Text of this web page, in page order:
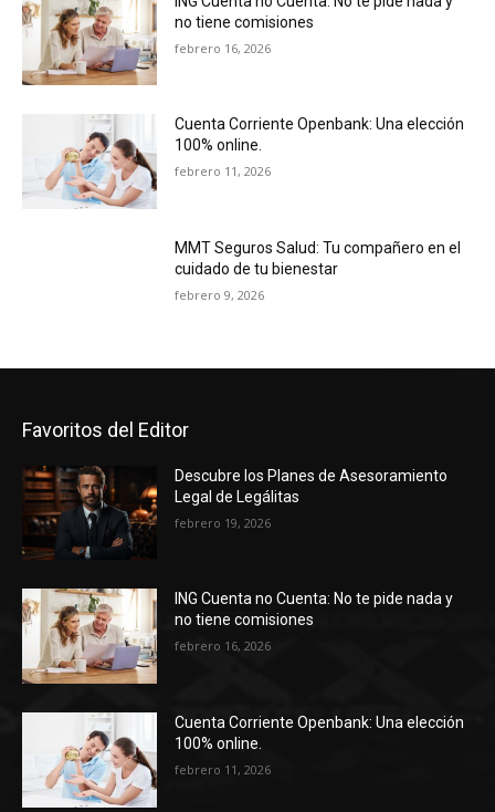
no tiene comisiones
febrero 16, 2026
Cuenta Corriente Openbank: Una elección
100% online.
febrero 11, 2026
MMT Seguros Salud: Tu compañero en el
cuidado de tu bienestar
febrero 9, 2026
Favoritos del Editor
Descubre los Planes de Asesoramiento
Legal de Legálitas
febrero 19, 2026
ING Cuenta no Cuenta: No te pide nada y
no tiene comisiones
febrero 16, 2026
Cuenta Corriente Openbank: Una elección
100% online.
febrero 11, 2026